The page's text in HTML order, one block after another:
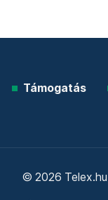
Támogatás
© 2026